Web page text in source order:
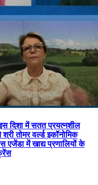
दिशा में सतत प्रयत्नशील
तोमर वर्ल्ड इकॉनोमिक
एजेंडा में खाद्य प्रणालियों के